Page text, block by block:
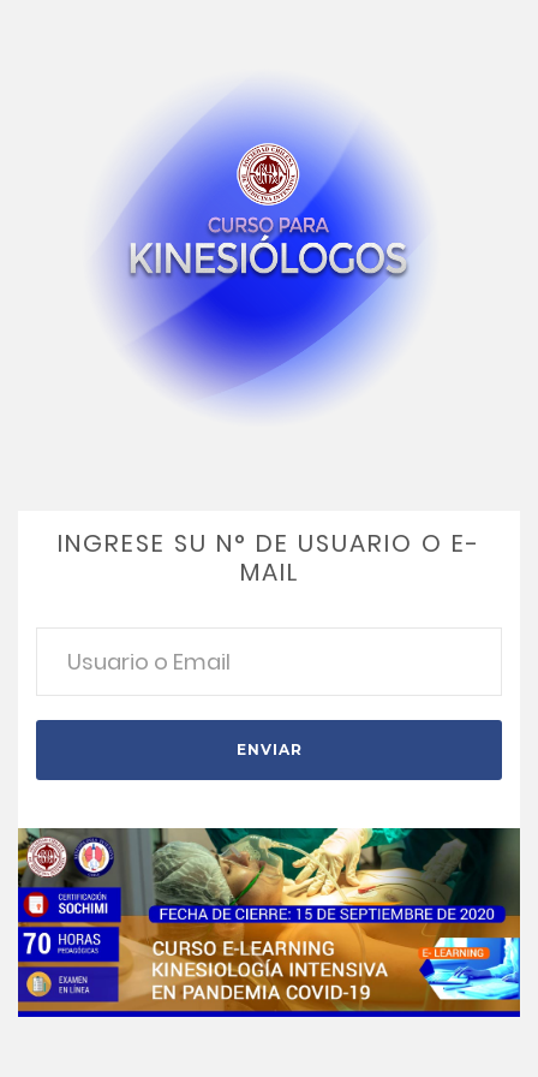
INGRESE SU N° DE USUARIO O E-
MAIL
ENVIAR